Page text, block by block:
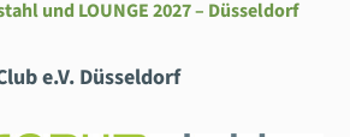
und LOUNGE 2027 – Düsseldorf
e.V. Düsseldorf